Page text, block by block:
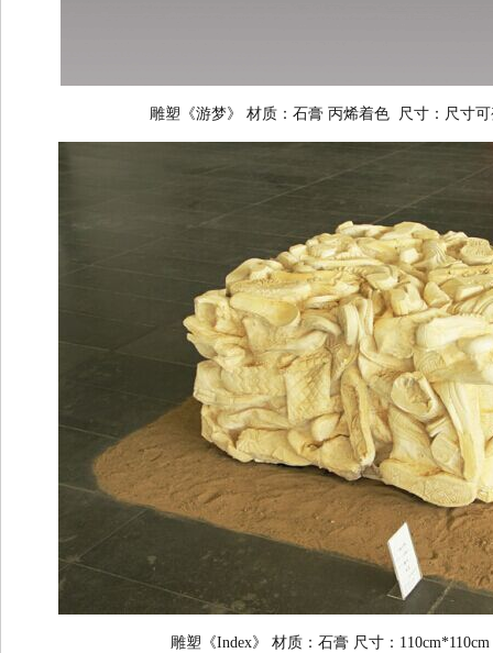
雕塑《游梦》 材质：石膏 丙烯着色 尺寸：尺寸
雕塑《Index》 材质：石膏 尺寸：